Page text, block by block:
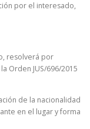
por el interesado,
resolverá por
Orden JUS/696/2015
de la nacionalidad
en el lugar y forma